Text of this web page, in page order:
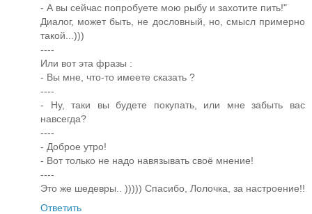
- А вы сейчас попробуете мою рыбу и захотите пить!"
Диалог, может быть, не дословный, но, смысл примерно
такой...)))
----
Или вот эта фразы :
- Вы мне, что-то имеете сказать ?
----
- Ну, таки вы будете покупать, или мне забыть вас
навсегда?
----
- Доброе утро!
- Вот только не надо навязывать своё мнение!
----
Это же шедевры.. ))))) Спасибо, Лолочка, за настроение!!
Ответить